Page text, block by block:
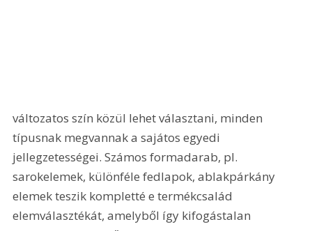
változatos szín közül lehet választani, minden
típusnak megvannak a sajátos egyedi
jellegzetességei. Számos formadarab, pl.
sarokelemek, különféle fedlapok, ablakpárkány
elemek teszik kompletté e termékcsalád
elemválasztékát, amelyből így kifogástalan